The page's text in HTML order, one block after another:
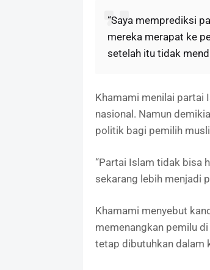
“Saya memprediksi
mereka merapat ke
setelah itu tidak
Khamami menilai partai
nasional. Namun
politik bagi pemilih
“Partai Islam tidak bisa
sekarang lebih menjadi
Khamami menyebut
memenangkan pemilu
tetap dibutuhkan dalam